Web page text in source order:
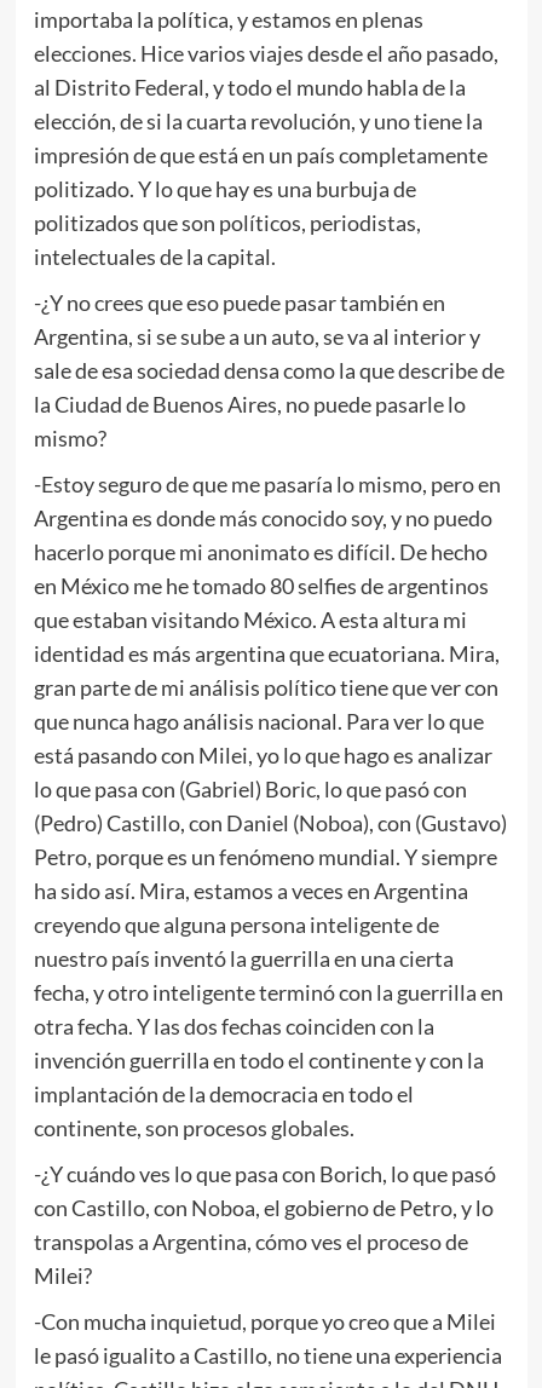
importaba la política, y estamos en plenas
elecciones. Hice varios viajes desde el año pasado,
al Distrito Federal, y todo el mundo habla de la
elección, de si la cuarta revolución, y uno tiene la
impresión de que está en un país completamente
politizado. Y lo que hay es una burbuja de
politizados que son políticos, periodistas,
intelectuales de la capital.
-¿Y no crees que eso puede pasar también en
Argentina, si se sube a un auto, se va al interior y
sale de esa sociedad densa como la que describe de
la Ciudad de Buenos Aires, no puede pasarle lo
mismo?
-Estoy seguro de que me pasaría lo mismo, pero en
Argentina es donde más conocido soy, y no puedo
hacerlo porque mi anonimato es difícil. De hecho
en México me he tomado 80 selfies de argentinos
que estaban visitando México. A esta altura mi
identidad es más argentina que ecuatoriana. Mira,
gran parte de mi análisis político tiene que ver con
que nunca hago análisis nacional. Para ver lo que
está pasando con Milei, yo lo que hago es analizar
lo que pasa con (Gabriel) Boric, lo que pasó con
(Pedro) Castillo, con Daniel (Noboa), con (Gustavo)
Petro, porque es un fenómeno mundial. Y siempre
ha sido así. Mira, estamos a veces en Argentina
creyendo que alguna persona inteligente de
nuestro país inventó la guerrilla en una cierta
fecha, y otro inteligente terminó con la guerrilla en
otra fecha. Y las dos fechas coinciden con la
invención guerrilla en todo el continente y con la
implantación de la democracia en todo el
continente, son procesos globales.
-¿Y cuándo ves lo que pasa con Borich, lo que pasó
con Castillo, con Noboa, el gobierno de Petro, y lo
transpolas a Argentina, cómo ves el proceso de
Milei?
-Con mucha inquietud, porque yo creo que a Milei
le pasó igualito a Castillo, no tiene una experiencia